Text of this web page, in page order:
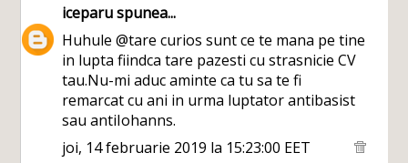
iceparuspunea...
Huhule @tare curios sunt ce te mana pe tine
in lupta fiindca tare pazesti cu strasnicie CV
tau.Nu-mi aduc aminte ca tu sa te fi
remarcat cu ani in urma luptator antibasist
sau antiIohanns.
joi, 14 februarie 2019 la 15:23:00 EET